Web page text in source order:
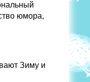
юмора,
Зиму и